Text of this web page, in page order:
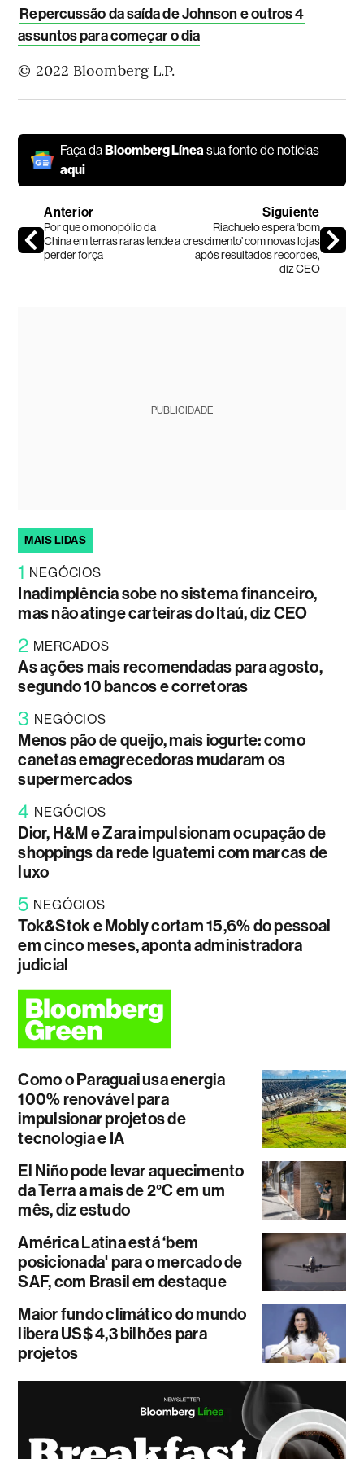
Repercussão da saída de Johnson e outros 4
assuntos para começar o dia
© 2022 Bloomberg L.P.
Faça daBloomberg Líneasua fonte de notícias
aqui
Anterior
Por que o monopólio da
China em terras raras tende a
perder força
Siguiente
Riachuelo espera ‘bom
crescimento’ com novas lojas
após resultados recordes,
diz CEO
PUBLICIDADE
MAIS LIDAS
1 NEGÓCIOS
Inadimplência sobe no sistema financeiro,
mas não atinge carteiras do Itaú, diz CEO
2 MERCADOS
As ações mais recomendadas para agosto,
segundo 10 bancos e corretoras
3 NEGÓCIOS
Menos pão de queijo, mais iogurte: como
canetas emagrecedoras mudaram os
supermercados
4 NEGÓCIOS
Dior, H&M e Zara impulsionam ocupação de
shoppings da rede Iguatemi com marcas de
luxo
5 NEGÓCIOS
Tok&Stok e Mobly cortam 15,6% do pessoal
em cinco meses, aponta administradora
judicial
Como o Paraguai usa energia
100% renovável para
impulsionar projetos de
tecnologia e IA
El Niño pode levar aquecimento
da Terra a mais de 2°C em um
mês, diz estudo
América Latina está ‘bem
posicionada' para o mercado de
SAF, com Brasil em destaque
Maior fundo climático do mundo
libera US$ 4,3 bilhões para
projetos